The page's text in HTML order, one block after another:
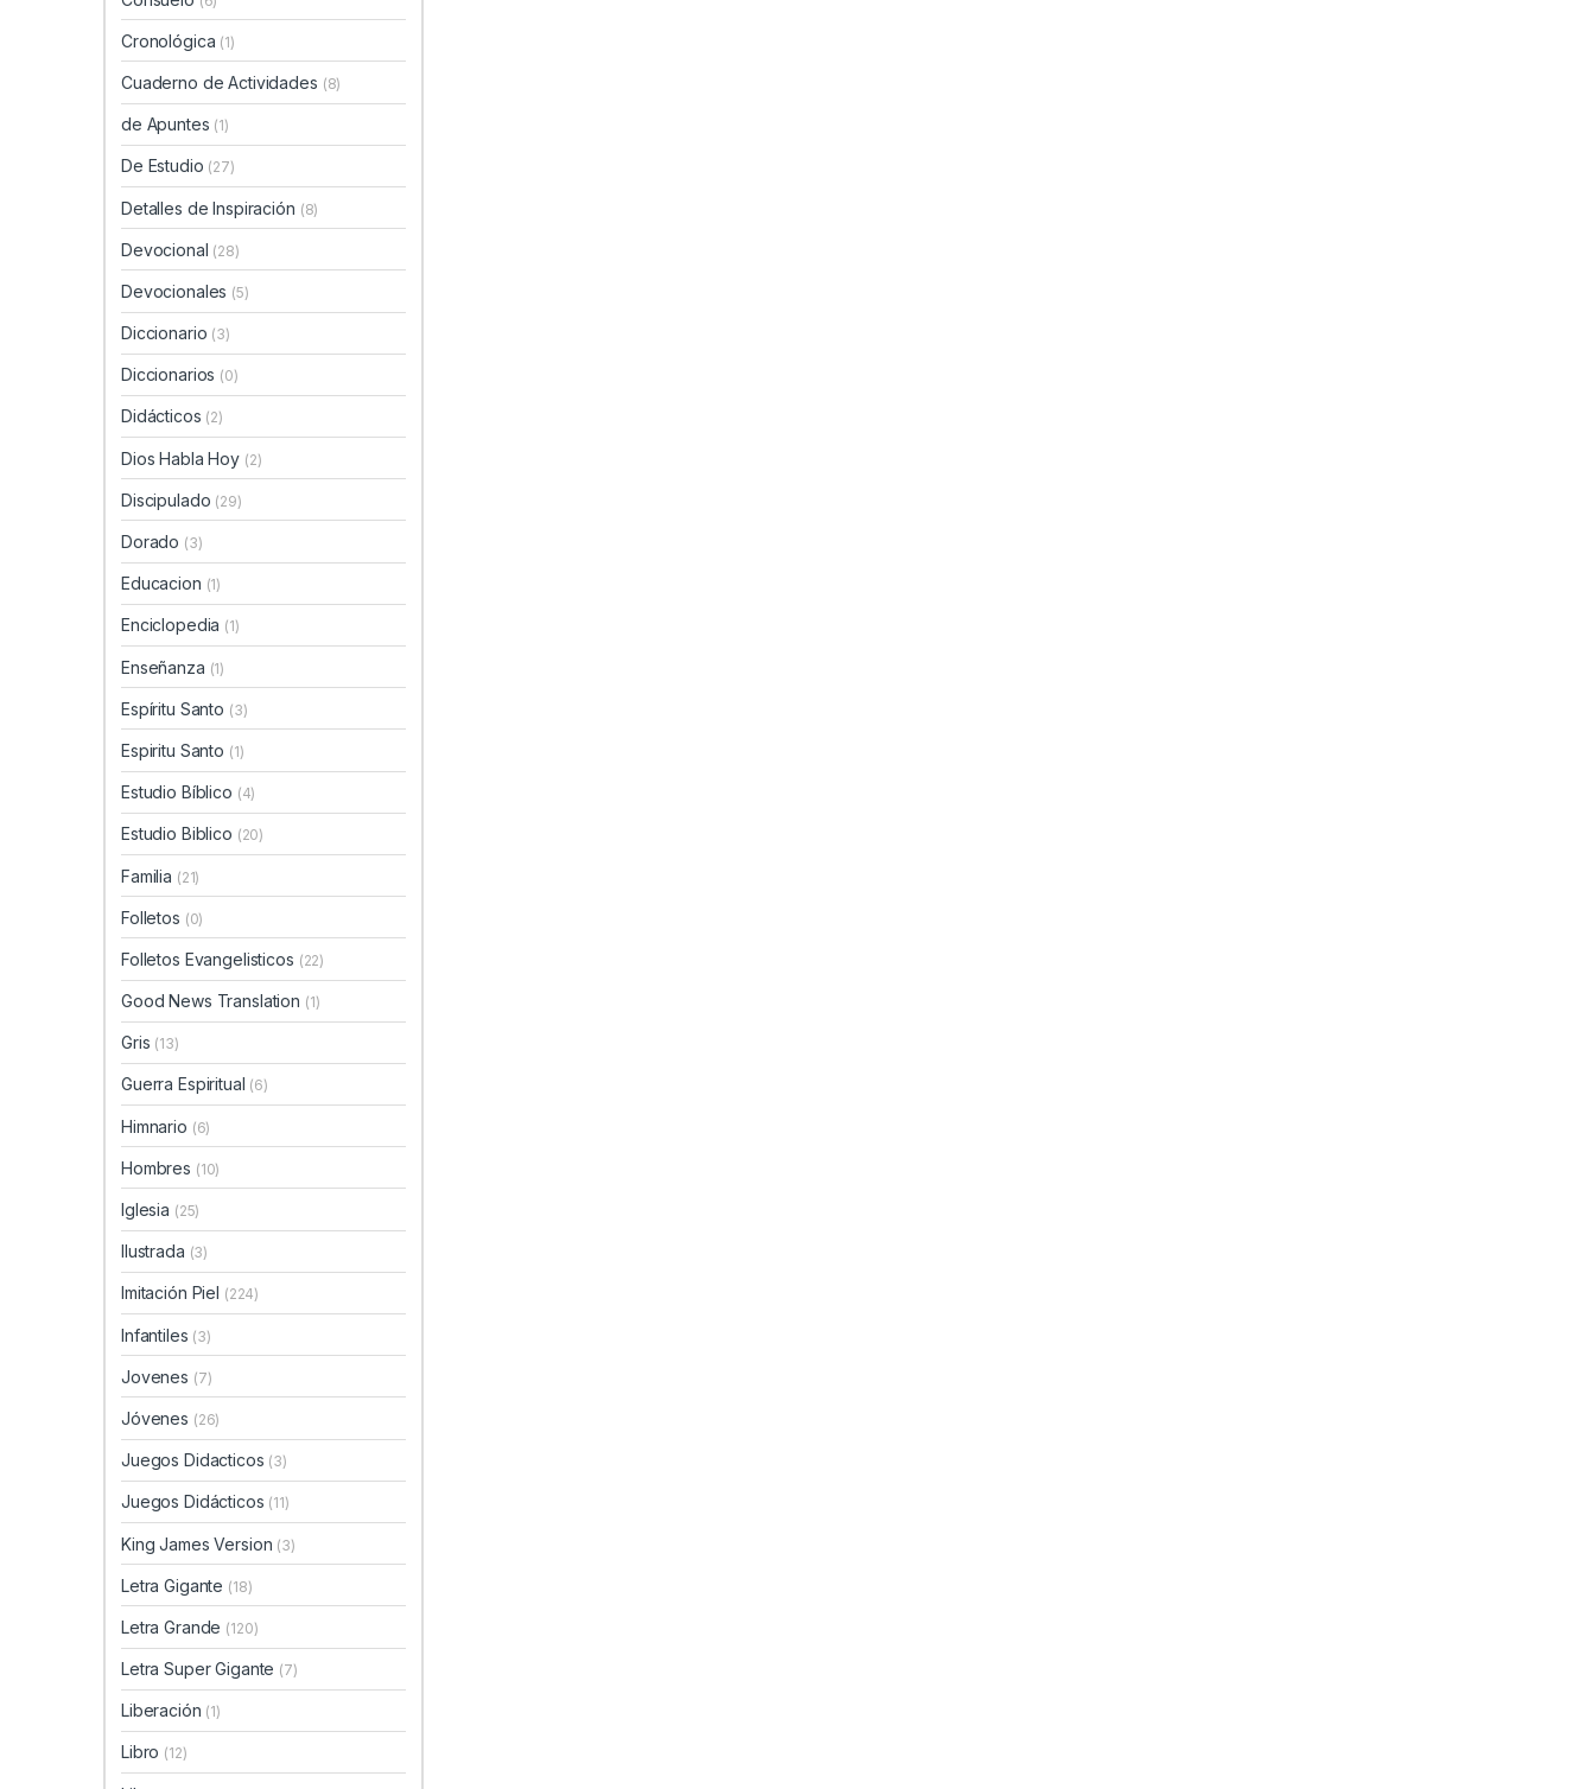
Cronológica (1)
Cuaderno de Actividades (8)
de Apuntes (1)
De Estudio (27)
Detalles de Inspiración (8)
Devocional (28)
Devocionales (5)
Diccionario (3)
Diccionarios (0)
Didácticos (2)
Dios Habla Hoy (2)
Discipulado (29)
Dorado (3)
Educacion (1)
Enciclopedia (1)
Enseñanza (1)
Espíritu Santo (3)
Espiritu Santo (1)
Estudio Bíblico (4)
Estudio Biblico (20)
Familia (21)
Folletos (0)
Folletos Evangelisticos (22)
Good News Translation (1)
Gris (13)
Guerra Espiritual (6)
Himnario (6)
Hombres (10)
Iglesia (25)
Ilustrada (3)
Imitación Piel (224)
Infantiles (3)
Jovenes (7)
Jóvenes (26)
Juegos Didacticos (3)
Juegos Didácticos (11)
King James Version (3)
Letra Gigante (18)
Letra Grande (120)
Letra Super Gigante (7)
Liberación (1)
Libro (12)